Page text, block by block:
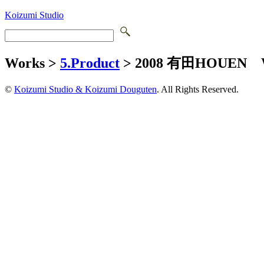
Koizumi Studio
Works > 5.Product > 2008 有田HOUEN
© Koizumi Studio & Koizumi Douguten. All Rights Reserved.